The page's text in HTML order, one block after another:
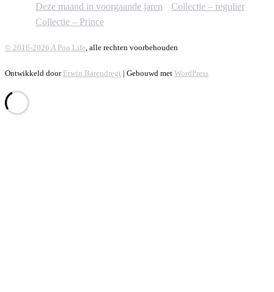
Deze maand in voorgaande jaren
Collectie – regulier
Collectie – Prince
© 2016-2026 A Pop Life , alle rechten voorbehouden
Ontwikkeld door Erwin Barendregt | Gebouwd met WordPress